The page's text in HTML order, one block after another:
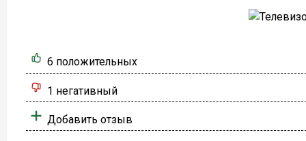
6 положительных
1 негативный
Добавить отзыв